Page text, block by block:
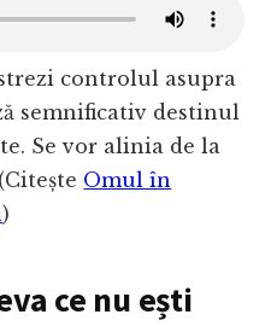
controlul asupra
semnificativ destinul
Se vor alinia de la
Omul în
)
ce nu ești